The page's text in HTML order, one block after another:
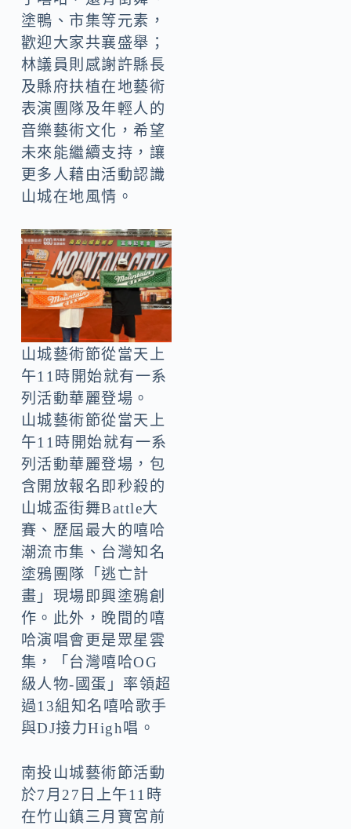
塗鴨、市集等元素，
歡迎大家共襄盛舉；
林議員則感謝許縣長
及縣府扶植在地藝術
表演團隊及年輕人的
音樂藝術文化，希望
未來能繼續支持，讓
更多人藉由活動認識
山城在地風情。
山城藝術節從當天上
午11時開始就有一系
列活動華麗登場。
山城藝術節從當天上
午11時開始就有一系
列活動華麗登場，包
含開放報名即秒殺的
山城盃街舞Battle大
賽、歷屆最大的嘻哈
潮流市集、台灣知名
塗鴉團隊「逃亡計
畫」現場即興塗鴉創
作。此外，晚間的嘻
哈演唱會更是眾星雲
集，「台灣嘻哈OG
級人物-國蛋」率領超
過13組知名嘻哈歌手
與DJ接力High唱。
南投山城藝術節活動
於7月27日上午11時
在竹山鎮三月寶宮前